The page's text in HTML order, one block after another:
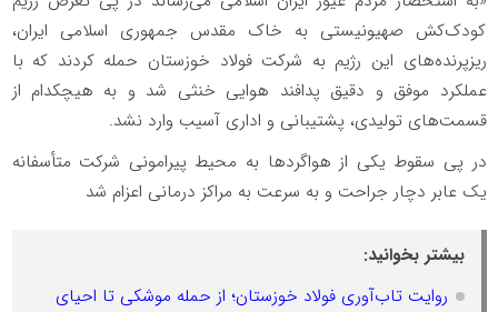
کودک‌کش صهیونیستی به خاک مقدس جمهوری اسلامی ایران،
ریزپرنده‌های این رژیم به شرکت فولاد خوزستان حمله کردند که با
عملکرد موفق و دقیق پدافند هوایی خنثی شد و به هیچکدام از
قسمت‌های تولیدی، پشتیبانی و اداری آسیب وارد نشد.
در پی سقوط یکی از هواگردها به محیط پیرامونی شرکت متأسفانه
یک عابر دچار جراحت و به سرعت به مراکز درمانی اعزام شد
بیشتر بخوانید:
روایت تاب‌آوری فولاد خوزستان؛ از حمله موشکی تا احیای